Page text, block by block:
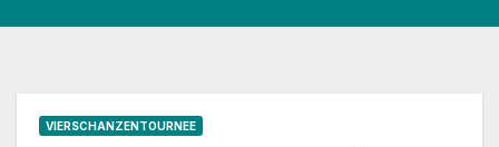
VIERSCHANZENTOURNEE